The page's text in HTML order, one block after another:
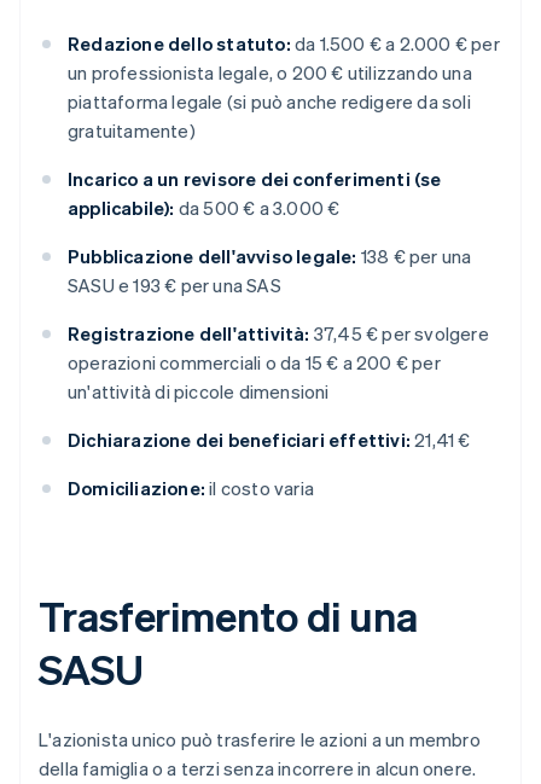
Redazione dello statuto: da 1.500 € a 2.000 € per
un professionista legale, o 200 € utilizzando una
piattaforma legale (si può anche redigere da soli
gratuitamente)
Incarico a un revisore dei conferimenti (se
applicabile): da 500 € a 3.000 €
Pubblicazione dell'avviso legale: 138 € per una
SASU e 193 € per una SAS
Registrazione dell'attività: 37,45 € per svolgere
operazioni commerciali o da 15 € a 200 € per
un'attività di piccole dimensioni
Dichiarazione dei beneficiari effettivi: 21,41 €
Domiciliazione: il costo varia
Trasferimento di una
SASU
L'azionista unico può trasferire le azioni a un membro
della famiglia o a terzi senza incorrere in alcun onere.